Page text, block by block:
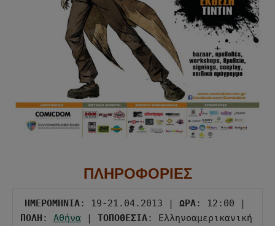
ΠΛΗΡΟΦΟΡΙΕΣ
ΗΜΕΡΟΜΗΝΙΑ: 19-21.04.2013 | ΩΡΑ
ΠΟΛΗ : Αθήνα | ΤΟΠΟΘΕΣΙΑ: Ελληνοαμερικανική